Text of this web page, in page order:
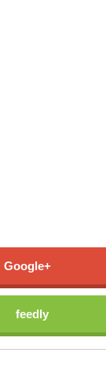
Google+
feedly